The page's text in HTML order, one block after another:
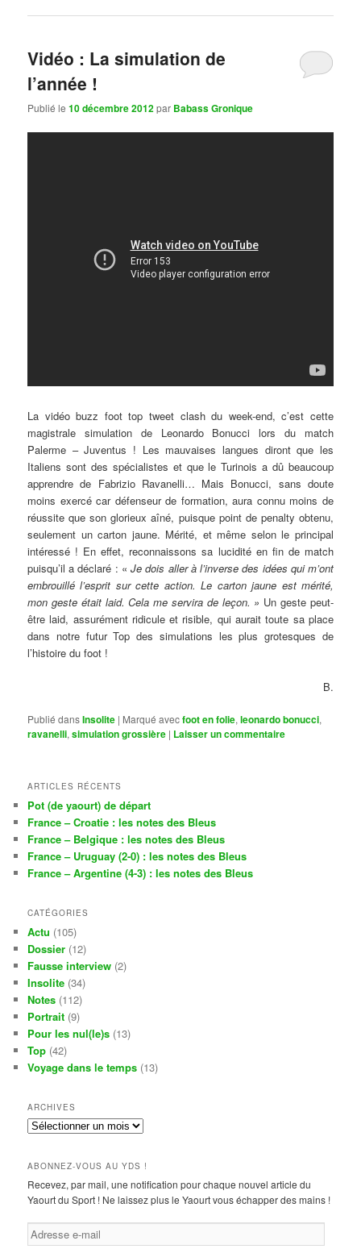
Vidéo : La simulation de
l’année !
Publié le10 décembre 2012par Babass Gronique
La vidéo buzz foot top tweet clash du week-end, c’est cette
magistrale simulation de Leonardo Bonucci lors du match
Palerme – Juventus ! Les mauvaises langues diront que les
Italiens sont des spécialistes et que le Turinois a dû beaucoup
apprendre de Fabrizio Ravanelli… Mais Bonucci, sans doute
moins exercé car défenseur de formation, aura connu moins de
réussite que son glorieux aîné, puisque point de penalty obtenu,
seulement un carton jaune. Mérité, et même selon le principal
intéressé ! En effet, reconnaissons sa lucidité en fin de match
puisqu’il a déclaré : «Je dois aller à l’inverse des idées qui m’ont
embrouillé l’esprit sur cette action. Le carton jaune est mérité,
mon geste était laid. Cela me servira de leçon. » Un geste peut-
être laid, assurément ridicule et risible, qui aurait toute sa place
dans notre futur Top des simulations les plus grotesques de
l’histoire du foot !
B.
Publié dansInsolite | Marqué avecfoot en folie,leonardo bonucci,
ravanelli,simulation grossière | Laisser un commentaire
ARTICLES RÉCENTS
Pot (de yaourt) de départ
France – Croatie : les notes des Bleus
France – Belgique : les notes des Bleus
France – Uruguay (2-0) : les notes des Bleus
France – Argentine (4-3) : les notes des Bleus
CATÉGORIES
Actu (105)
Dossier (12)
Fausse interview (2)
Insolite (34)
Notes (112)
Portrait (9)
Pour les nul(le)s (13)
Top (42)
Voyage dans le temps (13)
ARCHIVES
Archives
ABONNEZ-VOUS AU YDS !
Recevez, par mail, une notification pour chaque nouvel article du
Yaourt du Sport ! Ne laissez plus le Yaourt vous échapper des mains !
Adresse
e-